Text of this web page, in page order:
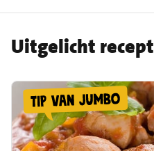
Uitgelicht recept